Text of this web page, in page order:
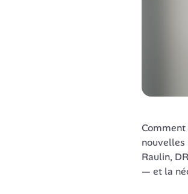
Comment
nouvelles
Raulin,
— et la